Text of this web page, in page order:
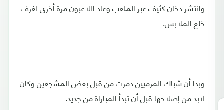
وانتشر دخان كثيف عبر الملعب وعاد اللاعبون مرة أخرى لغرف
خلع الملابس.
وبدا أن شباك المرميين دمرت من قبل بعض المشجعين وكان
لابد من إصلاحها قبل أن تبدأ المباراة من جديد.